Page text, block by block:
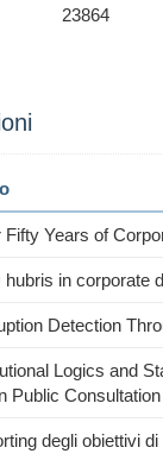
23864
Fifty Years of
hubris in corporate
Detection
Logics and
Public Consultation
degli obiettivi